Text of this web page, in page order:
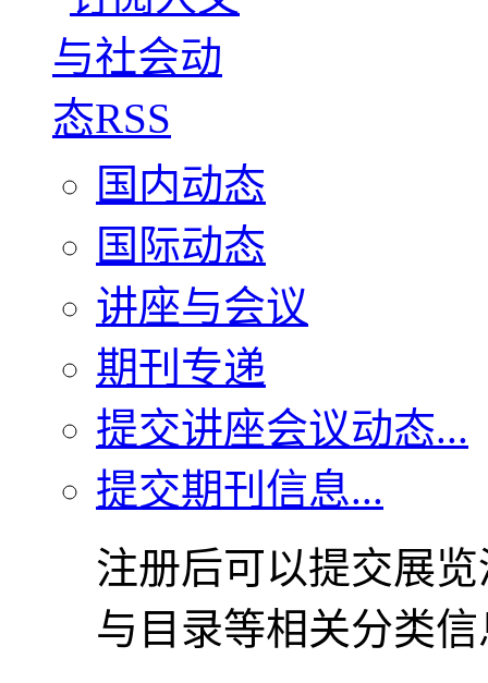
国内动态
国际动态
讲座与会议
期刊专递
提交讲座会议动态...
提交期刊信息...
注册后可以提交展
与目录等相关分类